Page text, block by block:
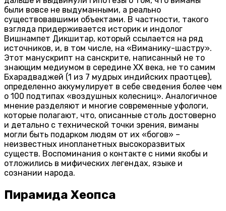
были вовсе не выдуманными, а реально
существовавшими объектами. В частности, такого
взгляда придерживается историк и индолог
Вишнампет Дикшитар, который ссылается на ряд
источников, и, в том числе, на «Виманику-шастру».
Этот манускрипт на санскрите, написанный не то
знающим медиумом в середине XX века, не то самим
Бхарадваджей (1 из 7 мудрых индийских праотцев),
определенно аккумулирует в себе сведения более чем
о 100 подтипах «воздушных колесниц». Аналогичное
мнение разделяют и многие современные уфологи,
которые полагают, что, описанные столь достоверно
и детально с технической точки зрения, виманы
могли быть подарком людям от их «богов» –
неизвестных инопланетных высокоразвитых
существ. Воспоминания о контакте с ними якобы и
отложились в мифических легендах, языке и
сознании народа.
Пирамида Хеопса